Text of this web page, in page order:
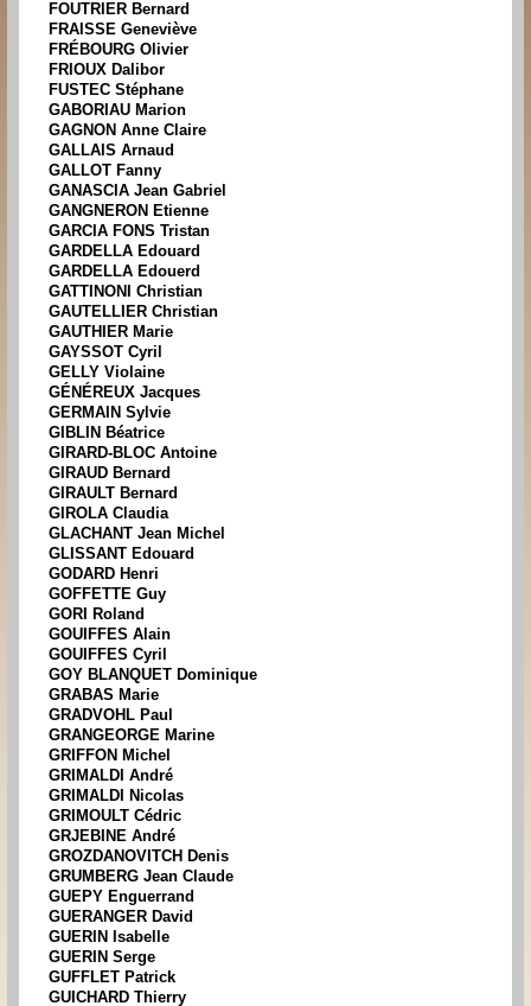
FOUTRIER Bernard
FRAISSE Geneviève
FRÉBOURG Olivier
FRIOUX Dalibor
FUSTEC Stéphane
GABORIAU Marion
GAGNON Anne Claire
GALLAIS Arnaud
GALLOT Fanny
GANASCIA Jean Gabriel
GANGNERON Etienne
GARCIA FONS Tristan
GARDELLA Edouard
GARDELLA Edouerd
GATTINONI Christian
GAUTELLIER Christian
GAUTHIER Marie
GAYSSOT Cyril
GELLY Violaine
GÉNÉREUX Jacques
GERMAIN Sylvie
GIBLIN Béatrice
GIRARD-BLOC Antoine
GIRAUD Bernard
GIRAULT Bernard
GIROLA Claudia
GLACHANT Jean Michel
GLISSANT Edouard
GODARD Henri
GOFFETTE Guy
GORI Roland
GOUIFFES Alain
GOUIFFES Cyril
GOY BLANQUET Dominique
GRABAS Marie
GRADVOHL Paul
GRANGEORGE Marine
GRIFFON Michel
GRIMALDI André
GRIMALDI Nicolas
GRIMOULT Cédric
GRJEBINE André
GROZDANOVITCH Denis
GRUMBERG Jean Claude
GUEPY Enguerrand
GUERANGER David
GUERIN Isabelle
GUERIN Serge
GUFFLET Patrick
GUICHARD Thierry